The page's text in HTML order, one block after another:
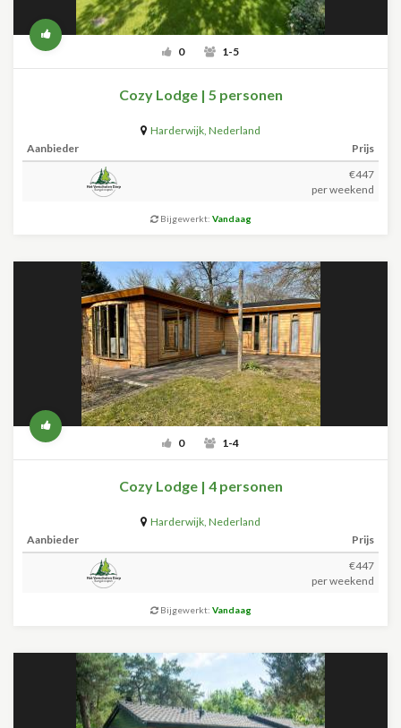
0 1-5
Cozy Lodge | 5 personen
Harderwijk, Nederland
Aanbieder
Prijs
€447
per weekend
Bijgewerkt: Vandaag
0 1-4
Cozy Lodge | 4 personen
Harderwijk, Nederland
Aanbieder
Prijs
€447
per weekend
Bijgewerkt: Vandaag